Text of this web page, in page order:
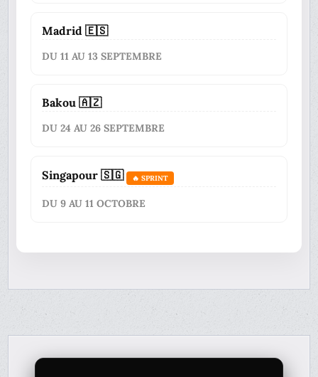
Madrid 🇪🇸
DU 11 AU 13 SEPTEMBRE
Bakou 🇦🇿
DU 24 AU 26 SEPTEMBRE
Singapour 🇸🇬 🔥 SPRINT
DU 9 AU 11 OCTOBRE